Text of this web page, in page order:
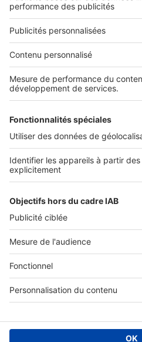
Nous recrutons
NOS APPLICATIONS
Découvrez nos applications
Tous nos services pro
Accès client
Mes annonces sur SeLoger
À DÉCOUVRIR
Tout l'immobilier
Toutes les villes
Tous les départements
Toutes les régions
SeLoger ©
Annonces
Paramétrer
Conditions